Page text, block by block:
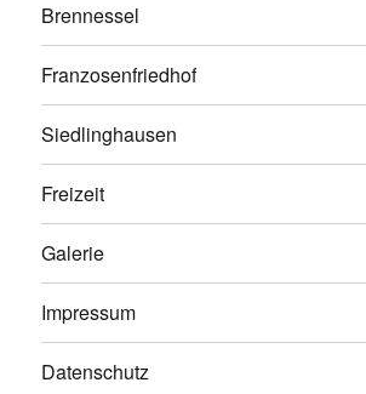
Brennessel
Franzosenfriedhof
Siedlinghausen
Freizeit
Galerie
Impressum
Datenschutz